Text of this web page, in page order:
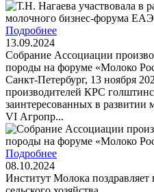
Подробнее
13.09.2024
Собрание Ассоциации
породы на форуме «Молоко
Санкт-Петербург, 13 ноября
производителей КРС
заинтересованных в развитии
VI Агропр...
Подробнее
08.10.2024
Институт Молока поздравляет